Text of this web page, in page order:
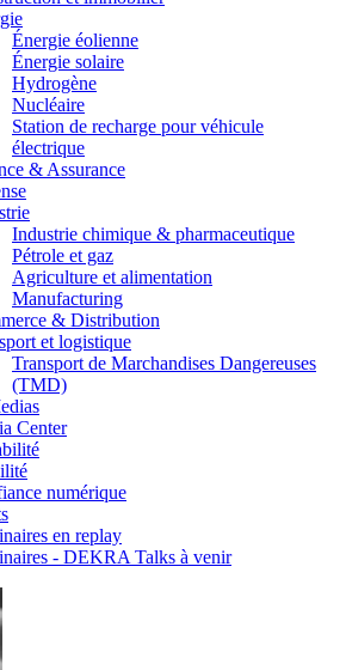
Énergie éolienne
Énergie solaire
Hydrogène
Nucléaire
Station de recharge pour véhicule
électrique
& Assurance
Industrie chimique & pharmaceutique
Pétrole et gaz
Agriculture et alimentation
Manufacturing
& Distribution
et logistique
Transport de Marchandises Dangereuses
(TMD)
Center
numérique
en replay
- DEKRA Talks à venir